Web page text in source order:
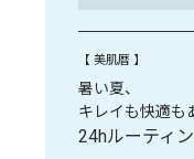
【 美肌暦 】
暑い夏、
キレイも快適も
24hルーティ